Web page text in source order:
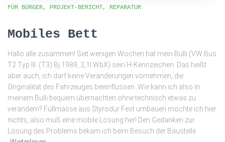
FÜR BÜRGER PROJEKT-BERICHT REPARATUR
Mobiles Bett
Hallo alle zusammen! Seit wenigen Wochen hat mein Bulli (VW Bus
T2 Typ III. (T3) Bj.1989, 2,1l WbX) sein H-Kennzeichen. Das heißt
aber auch, ich darf keine Veränderungen vornehmen, die
Originalität des Fahrzeuges beeinflussen. Wie kann ich also in
meinem Bulli bequem übernachten ohne technisch etwas zu
verändern? Füllmasse aus Styrodur Fest umbauen möchte ich hier
nichts, also muß eine mobile Lösung her! Den Gedanken zur
Lösung des Problems bekam ich beim Besuch der Baustelle